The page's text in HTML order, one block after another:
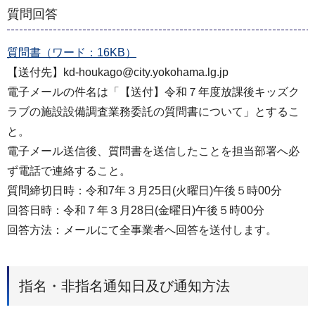
質問回答
質問書（ワード：16KB）
【送付先】kd-houkago@city.yokohama.lg.jp
電子メールの件名は「【送付】令和７年度放課後キッズク
ラブの施設設備調査業務委託の質問書について」とするこ
と。
電子メール送信後、質問書を送信したことを担当部署へ必
ず電話で連絡すること。
質問締切日時：令和7年３月25日(火曜日)午後５時00分
回答日時：令和７年３月28日(金曜日)午後５時00分
回答方法：メールにて全事業者へ回答を送付します。
指名・非指名通知日及び通知方法